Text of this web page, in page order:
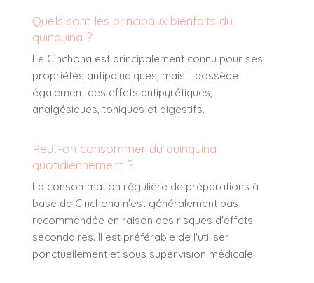
Quels sont les principaux bienfaits du
quinquina ?
Le Cinchona est principalement connu pour ses
propriétés antipaludiques, mais il possède
également des effets antipyrétiques,
analgésiques, toniques et digestifs.
Peut-on consommer du quinquina
quotidiennement ?
La consommation régulière de préparations à
base de Cinchona n'est généralement pas
recommandée en raison des risques d'effets
secondaires. Il est préférable de l'utiliser
ponctuellement et sous supervision médicale.